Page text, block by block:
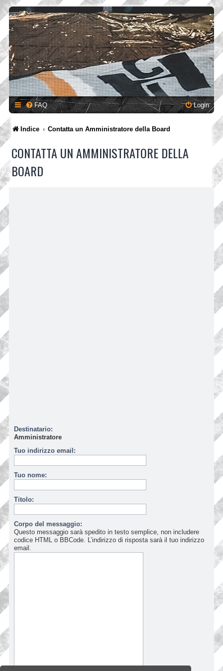
FAQ Login
Indice Contatta un Amministratore della Board
CONTATTA UN AMMINISTRATORE DELLA
BOARD
Destinatario:
Amministratore
Tuo indirizzo email:
Tuo nome:
Titolo:
Corpo del messaggio:
Questo messaggio sarà spedito in testo semplice, non includere
codice HTML o BBCode. L’indirizzo di risposta sarà il tuo indirizzo
email.